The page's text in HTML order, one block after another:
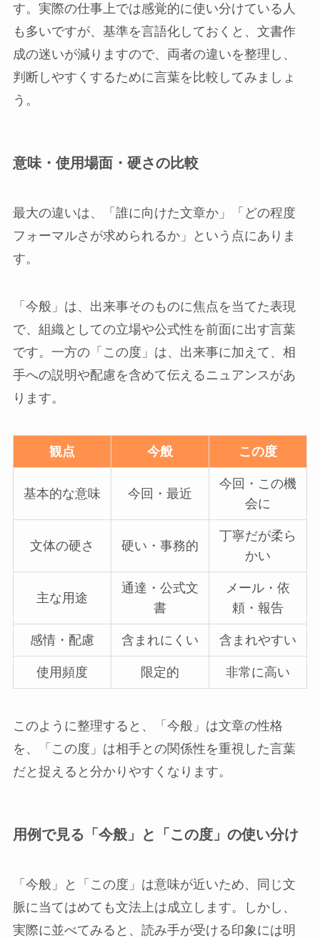
す。実際の仕事上では感覚的に使い分けている人
も多いですが、基準を言語化しておくと、文書作
成の迷いが減りますので、両者の違いを整理し、
判断しやすくするために言葉を比較してみましょ
う。
意味・使用場面・硬さの比較
最大の違いは、「誰に向けた文章か」「どの程度
フォーマルさが求められるか」という点にありま
す。
「今般」は、出来事そのものに焦点を当てた表現
で、組織としての立場や公式性を前面に出す言葉
です。一方の「この度」は、出来事に加えて、相
手への説明や配慮を含めて伝えるニュアンスがあ
ります。
観点 今般 この度
基本的な意味 今回・最近
今回・この機
会に
文体の硬さ 硬い・事務的
丁寧だが柔ら
かい
主な用途
通達・公式文
書
メール・依
頼・報告
感情・配慮 含まれにくい 含まれやすい
使用頻度 限定的 非常に高い
このように整理すると、「今般」は文章の性格
を、「この度」は相手との関係性を重視した言葉
だと捉えると分かりやすくなります。
用例で見る「今般」と「この度」の使い分け
「今般」と「この度」は意味が近いため、同じ文
脈に当てはめても文法上は成立します。しかし、
実際に並べてみると、読み手が受ける印象には明